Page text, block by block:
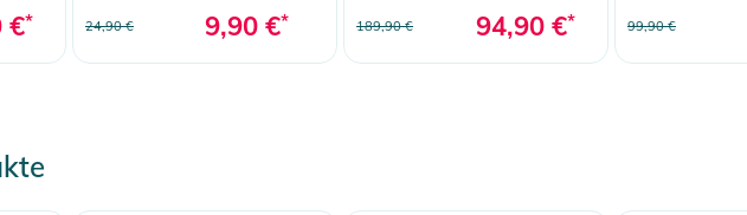
€* 24,90 € 9,90 €* 189,90 € 94,90 €* 99,90 €